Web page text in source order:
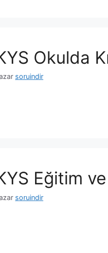
Okulda
soruindir
Eğitim
soruindir